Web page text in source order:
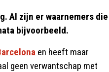
Al zijn er waarnemers die
bijvoorbeeld.
en heeft maar
geen verwantschap met